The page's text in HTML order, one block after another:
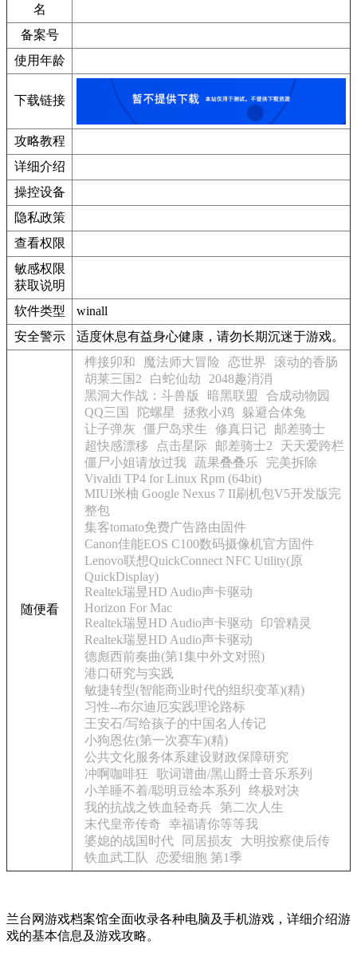
名
备案号
使用年龄
下载链接
攻略教程
详细介绍
操控设备
隐私政策
查看权限
敏感权限
获取说明
软件类型
winall
安全警示
适度休息有益身心健康，请勿长期沉迷于游戏。
随便看
榫接卯和 魔法师大冒险 恋世界
滚动的香肠
胡莱三国2
白蛇仙劫
2048趣消消
黑洞大作战：斗兽版
暗黑联盟
合成动物园
QQ三国
陀螺星 拯救小鸡
躲避合体兔
让子弹灰
僵尸岛求生 修真日记
邮差骑士
超快感漂移
点击星际 邮差骑士2
天天爱跨栏
僵尸小姐请放过我
蔬果叠叠乐
完美拆除
Vivaldi TP4 for Linux Rpm (64bit)
MIUI米柚 Google Nexus 7 II刷机包V5开发版完
整包
集客tomato免费广告路由固件
Canon佳能EOS C100数码摄像机官方固件
Lenovo联想QuickConnect NFC Utility(原
QuickDisplay)
Realtek瑞昱HD Audio声卡驱动
Horizon For Mac
Realtek瑞昱HD Audio声卡驱动
印管精灵
Realtek瑞昱HD Audio声卡驱动
德彪西前奏曲(第1集中外文对照)
港口研究与实践
敏捷转型(智能商业时代的组织变革)(精)
习性--布尔迪厄实践理论路标
王安石/写给孩子的中国名人传记
小狗恩佐(第一次赛车)(精)
公共文化服务体系建设财政保障研究
冲啊咖啡狂
歌词谱曲/黑山爵士音乐系列
小羊睡不着/聪明豆绘本系列
终极对决
我的抗战之铁血轻奇兵 第二次人生
末代皇帝传奇
幸福请你等等我
婆媳的战国时代
同居损友
大明按察使后传
铁血武工队
恋爱细胞 第1季
兰台网游戏档案馆全面收录各种电脑及手机游戏，详细介绍游
戏的基本信息及游戏攻略。